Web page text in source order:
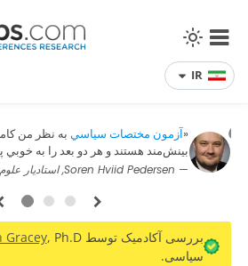
IR
«آزمون مختصات سياسي به نظر من
بينش‌مند هستند و هر دو بعد را به
— Soren Hviid Pedersen, استاديار علوم سياسي
2 3
بررسی آکادمیک توسط Gracey
سیاسی.